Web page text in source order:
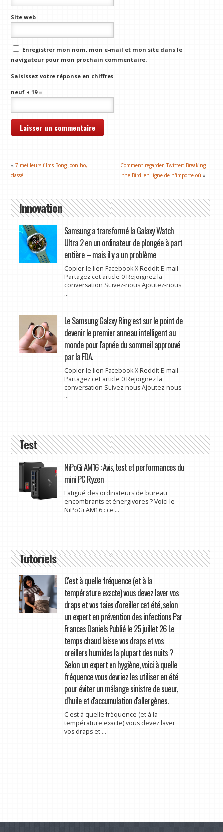
Site web
Enregistrer mon nom, mon e-mail et mon site dans le
navigateur pour mon prochain commentaire.
Saisissez votre réponse en chiffres
neuf + 19 =
«7 meilleurs films Bong Joon-ho,
classé
Comment regarder 'Twitter: Breaking
the Bird' en ligne de n'importe où »
Innovation
Samsung a transformé la Galaxy Watch
Ultra 2 en un ordinateur de plongée à part
entière – mais il y a un problème
Copier le lien Facebook X Reddit E-mail
Partagez cet article 0 Rejoignez la
conversation Suivez-nous Ajoutez-nous
...
Le Samsung Galaxy Ring est sur le point de
devenir le premier anneau intelligent au
monde pour l'apnée du sommeil approuvé
par la FDA.
Copier le lien Facebook X Reddit E-mail
Partagez cet article 0 Rejoignez la
conversation Suivez-nous Ajoutez-nous
...
Test
NiPoGi AM16 : Avis, test et performances du
mini PC Ryzen
Fatigué des ordinateurs de bureau
encombrants et énergivores ? Voici le
NiPoGi AM16 : ce ...
Tutoriels
C'est à quelle fréquence (et à la
température exacte) vous devez laver vos
draps et vos taies d'oreiller cet été, selon
un expert en prévention des infections Par
Frances Daniels Publié le 25 juillet 26 Le
temps chaud laisse vos draps et vos
oreillers humides la plupart des nuits ?
Selon un expert en hygiène, voici à quelle
fréquence vous devriez les utiliser en été
pour éviter un mélange sinistre de sueur,
d'huile et d'accumulation d'allergènes.
C'est à quelle fréquence (et à la
température exacte) vous devez laver
vos draps et ...